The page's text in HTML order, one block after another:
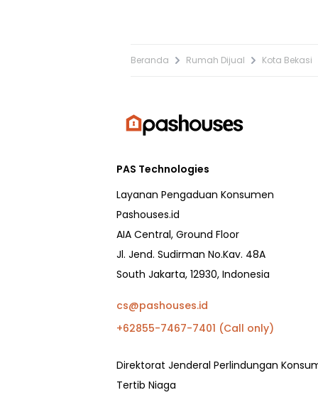
Beranda Rumah Dijual Kota Bekasi
PAS Technologies
Layanan Pengaduan Konsumen
Pashouses.id
AIA Central, Ground Floor
Jl. Jend. Sudirman No.Kav. 48A
South Jakarta, 12930, Indonesia
cs@pashouses.id
+62855-7467-7401 (Call only)
Direktorat Jenderal Perlindungan
Tertib Niaga